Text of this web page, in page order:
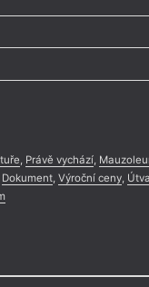
,Celá rubrika
, Právě vychází,
Dokument, Výroční ceny,